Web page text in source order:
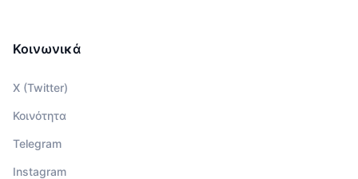
Κοινωνικά
X (Twitter)
Κοινότητα
Telegram
Instagram